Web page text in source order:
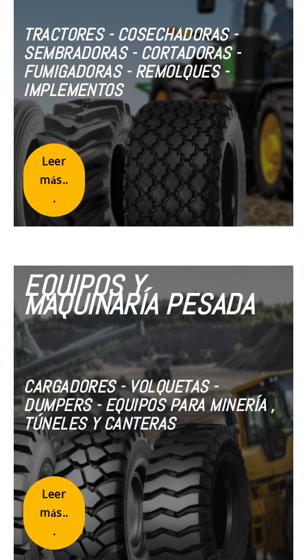
TRACTORES - COSECHADORAS -
SEMBRADORAS - CORTADORAS -
FUMIGADORAS - REMOLQUES -
IMPLEMENTOS
Leer
más..
.
EQUIPOS Y
MAQUINARÍA PESADA
CARGADORES - VOLQUETAS -
DUMPERS - EQUIPOS PARA MINERÍA ,
TÚNELES Y CANTERAS
Leer
más..
.